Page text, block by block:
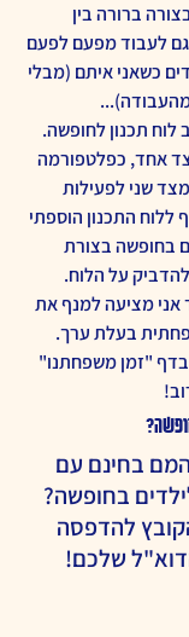
ברורה בין
גם לעבוד מפעם לפעם
כשאני איתם (מבלי
לוח תכנון לחופשה.
אחד, כפלטפורמה
שני לפעילות
התכנון הוספתי
בחופשה בצורת
על הלוח.
אני מציעה למנף את
בעלת ערך.
בדף "זמן משפחתנו"
בחינם עם
בחופשה?
להדפסה
שלכם!